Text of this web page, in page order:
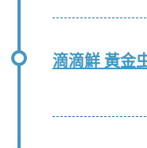
滴滴鮮 黃金